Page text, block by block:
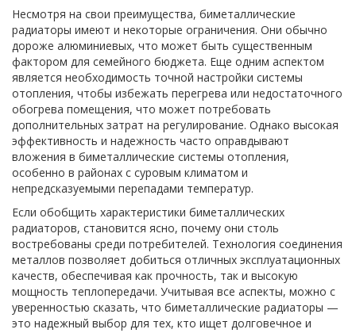
Несмотря на свои преимущества, биметаллические
радиаторы имеют и некоторые ограничения. Они обычно
дороже алюминиевых, что может быть существенным
фактором для семейного бюджета. Еще одним аспектом
является необходимость точной настройки системы
отопления, чтобы избежать перегрева или недостаточного
обогрева помещения, что может потребовать
дополнительных затрат на регулирование. Однако высокая
эффективность и надежность часто оправдывают
вложения в биметаллические системы отопления,
особенно в районах с суровым климатом и
непредсказуемыми перепадами температур.
Если обобщить характеристики биметаллических
радиаторов, становится ясно, почему они столь
востребованы среди потребителей. Технология соединения
металлов позволяет добиться отличных эксплуатационных
качеств, обеспечивая как прочность, так и высокую
мощность теплопередачи. Учитывая все аспекты, можно с
уверенностью сказать, что биметаллические радиаторы —
это надежный выбор для тех, кто ищет долговечное и